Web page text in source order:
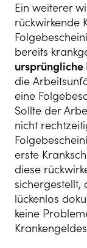
Ein weiterer
rückwirkende
bereits
ursprüngliche
die
eine
Sollte der
nicht
erste
diese
sichergestellt,
lückenlos
keine